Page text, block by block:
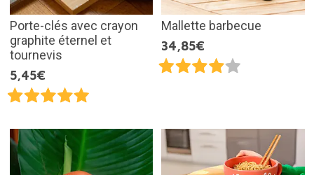
Porte-clés avec crayon
graphite éternel et
tournevis
5,45€
Mallette barbecue
34,85€